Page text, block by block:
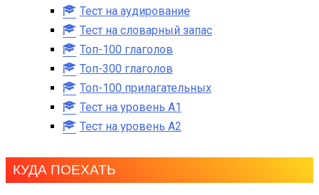
Тест на аудирование
Тест на словарный запас
Топ-100 глаголов
Топ-300 глаголов
Топ-100 прилагательных
Тест на уровень A1
Тест на уровень A2
КУДА ПОЕХАТЬ